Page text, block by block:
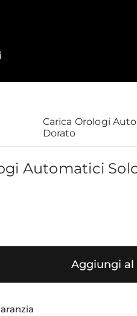
Carica Orologi
Dorato
Automatici
Aggiungi al